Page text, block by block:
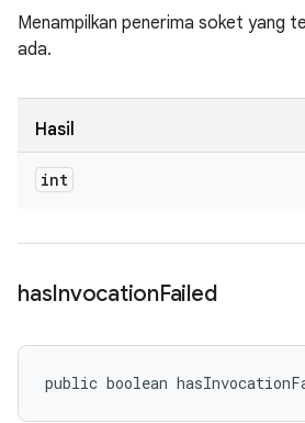
Menampilkan penerima soket yang
ada.
Hasil
int
hasInvocationFailed
public boolean